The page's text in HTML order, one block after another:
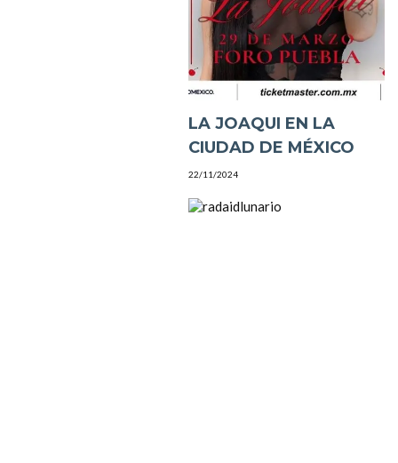
LA JOAQUI EN LA
CIUDAD DE MÉXICO
22/11/2024